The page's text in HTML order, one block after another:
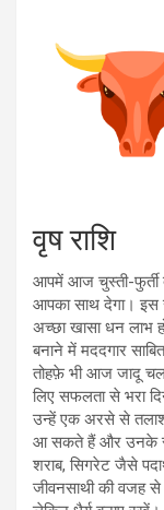
वृष राशि
आपमें आज चुस्ती-फुर्ती
आपका साथ देगा। इस
अच्छा खासा धन लाभ
बनाने में मददगार
तोहफ़े भी आज जादू
लिए सफलता से भरा
उन्हें एक अरसे से
आ सकते हैं और उनके
शराब, सिगरेट जैसे
जीवनसाथी की वजह से